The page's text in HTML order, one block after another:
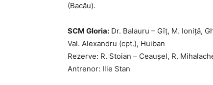
(Bacău).
SCM Gloria: Dr. Balauru – Gîţ, M. Ioniţă,
Val. Alexandru (cpt.), Huiban
Rezerve: R. Stoian – Ceauşel, R.
Antrenor: Ilie Stan